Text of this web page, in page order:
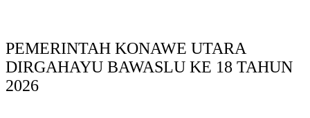
PEMERINTAH KONAWE UTARA
DIRGAHAYU BAWASLU KE 18 TAHUN
2026